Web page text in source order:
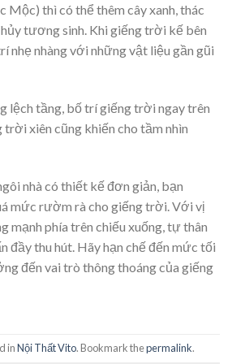
Mộc) thì có thể thêm cây xanh, thác
tương sinh. Khi giếng trời kế bên
nhẹ nhàng với những vật liệu gần gũi
lệch tầng, bố trí giếng trời ngay trên
trời xiên cũng khiến cho tầm nhìn
nhà có thiết kế đơn giản, bạn
mức rườm rà cho giếng trời. Với vị
mạnh phía trên chiếu xuống, tự thân
đầy thu hút. Hãy hạn chế đến mức tối
đến vai trò thông thoáng của giếng
inNội Thất Vito. Bookmark thepermalink.